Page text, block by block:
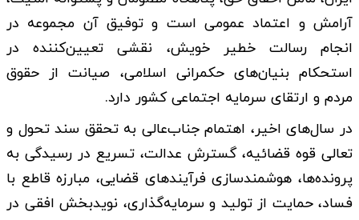
آرامش و اعتماد عمومی است و توفیق آن مجموعه در
انجام رسالت خطیر خویش، نقشی تعیین‌کننده در
استحکام بنیان‌های حکمرانی اسلامی، صیانت از حقوق
مردم و ارتقای سرمایه اجتماعی کشور دارد.
در سال‌های اخیر، اهتمام جناب‌عالی به تحقق سند تحول و
تعالی قوه قضائیه، گسترش عدالت، تسریع در رسیدگی به
پرونده‌ها، هوشمندسازی فرآیندهای قضایی، مبارزه قاطع با
فساد، حمایت از تولید و سرمایه‌گذاری، نویدبخش افقی در